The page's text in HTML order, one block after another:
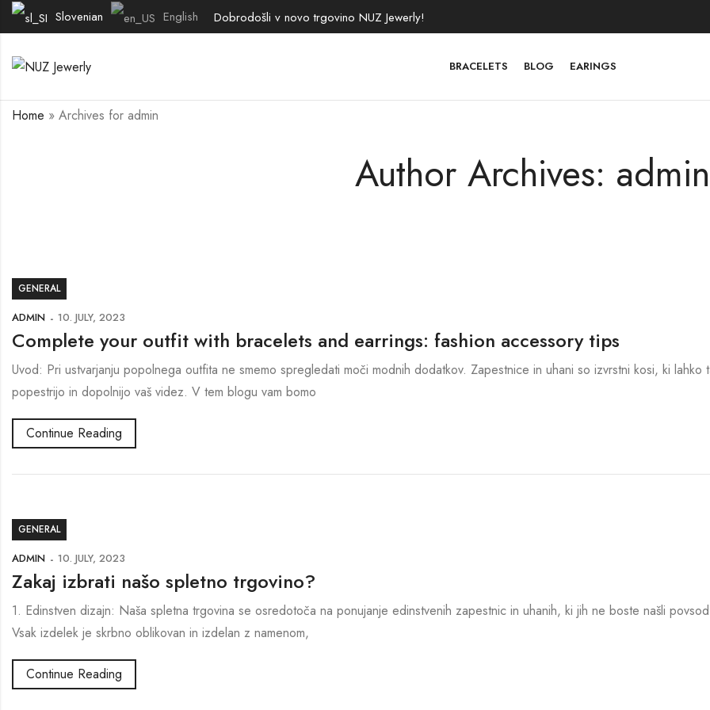
Slovenian English Dobrodošli v novo trgovino NUZ Jewerly!
BRACELETS BLOG EARINGS
Author Archives: admin
Home » Archives for admin
GENERAL
ADMIN 10. JULY, 2023
Complete your outfit with bracelets and earrings: fashion accessory tips
Uvod: Pri ustvarjanju popolnega outfita ne smemo spregledati moči modnih dodatkov. Zapestnice in uhani so izvrstni kosi, ki lahko
popestrijo in dopolnijo vaš videz. V tem blogu vam bomo
Continue Reading
GENERAL
ADMIN 10. JULY, 2023
Zakaj izbrati našo spletno trgovino?
1. Edinstven dizajn: Naša spletna trgovina se osredotoča na ponujanje edinstvenih zapestnic in uhanih, ki jih ne boste našli
Vsak izdelek je skrbno oblikovan in izdelan z namenom,
Continue Reading